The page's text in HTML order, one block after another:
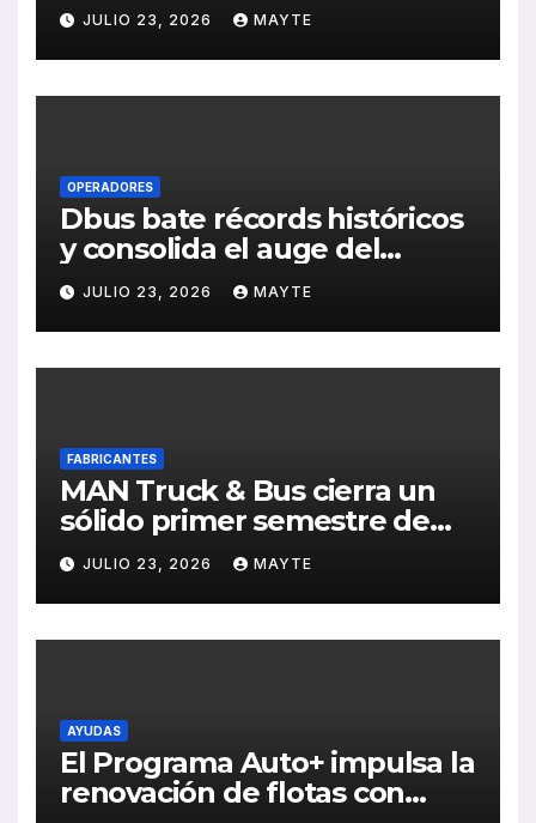
publicación de su Memoria
de RSC 2025
JULIO 23, 2026 MAYTE
OPERADORES
Dbus bate récords históricos
y consolida el auge del
transporte público en San
Sebastián
JULIO 23, 2026 MAYTE
FABRICANTES
MAN Truck & Bus cierra un
sólido primer semestre de
2026 con crecimiento en
ventas, pedidos y
rentabilidad
JULIO 23, 2026 MAYTE
AYUDAS
El Programa Auto+ impulsa la
renovación de flotas con